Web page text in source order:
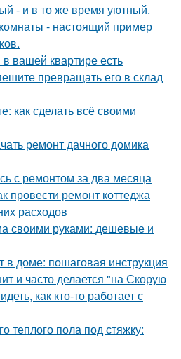
- и в то же время уютный.
- настоящий пример
вашей квартире есть
превращать его в склад
как сделать всё своими
ремонт дачного домика
с ремонтом за два месяца
провести ремонт коттеджа
расходов
своими руками: дешевые и
в доме: пошаговая инструкция
и часто делается "на Скорую
как кто-то работает с
теплого пола под стяжку: